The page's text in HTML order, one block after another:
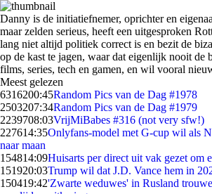
Danny is de initiatiefnemer, oprichter en
maar zelden serieus, heeft een uitgesproken
lang niet altijd politiek correct is en bezit de
op de kast te jagen, waar dat eigenlijk nooit de
films, series, tech en gamen, en wil vooral
Meest gelezen
6316200:45Random Pics van de Dag #1978
2503207:34Random Pics van de Dag #1979
2239708:03VrijMiBabes #316 (not very sfw!)
227614:35Onlyfans-model met G-cup wil als
naar maan
154814:09Huisarts per direct uit vak gezet om
151920:03Trump wil dat J.D. Vance hem in
150419:42'Zwarte weduwes' in Rusland